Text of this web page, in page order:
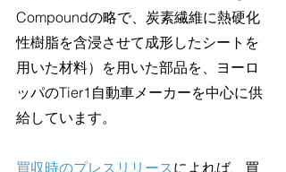
Compoundの略で、炭素繊維に熱硬化
性樹脂を含浸させて成形したシートを
用いた材料）を用いた部品を、ヨーロ
ッパのTier1自動車メーカーを中心に供
給しています。
買収時のプレスリリースによれば、買